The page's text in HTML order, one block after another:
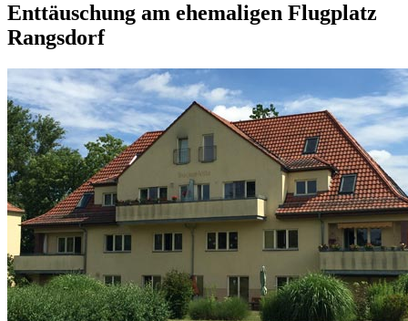
Enttäuschung am ehemaligen Flugplatz
Rangsdorf